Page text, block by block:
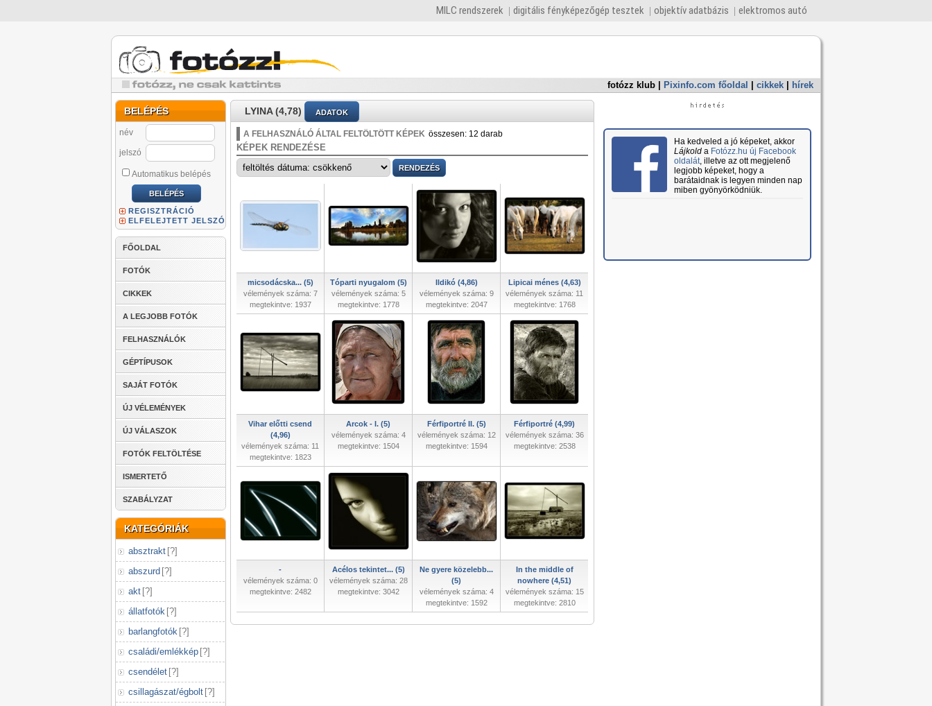
MILC rendszerek digitális fényképezőgép tesztek objektív adatbázis elektromos autó
fotózz klub Pixinfo.com főoldal cikkek hírek
BELÉPÉS
név
jelszó
Automatikus belépés
REGISZTRÁCIÓ
ELFELEJTETT JELSZÓ
FŐOLDAL
FOTÓK
CIKKEK
A LEGJOBB FOTÓK
FELHASZNÁLÓK
GÉPTÍPUSOK
SAJÁT FOTÓK
ÚJ VÉLEMÉNYEK
ÚJ VÁLASZOK
FOTÓK FELTÖLTÉSE
ISMERTETŐ
SZABÁLYZAT
KATEGÓRIÁK
absztrakt [?]
abszurd [?]
akt [?]
állatfotók [?]
barlangfotók [?]
családi/emlékkép [?]
csendélet [?]
csillagászat/égbolt [?]
LYINA (4,78) ADATOK
A FELHASZNÁLÓ ÁLTAL FELTÖLTÖTT KÉPEK összesen: 12 darab
KÉPEK RENDEZÉSE
micsodácska... (5)
vélemények száma: 7
megtekintve: 1937
Tóparti nyugalom (5)
vélemények száma: 5
megtekintve: 1778
Ildikó (4,86)
vélemények száma: 9
megtekintve: 2047
Lipicai ménes (4,63)
vélemények száma: 11
megtekintve: 1768
Vihar előtti csend
(4,96)
vélemények száma: 11
megtekintve: 1823
Arcok - I. (5)
vélemények száma: 4
megtekintve: 1504
Férfiportré II. (5)
vélemények száma: 12
megtekintve: 1594
Férfiportré (4,99)
vélemények száma: 36
megtekintve: 2538
-
vélemények száma: 0
megtekintve: 2482
Acélos tekintet... (5)
vélemények száma: 28
megtekintve: 3042
Ne gyere közelebb...
(5)
vélemények száma: 4
megtekintve: 1592
In the middle of
nowhere (4,51)
vélemények száma: 15
megtekintve: 2810
Ha kedveled a jó képeket, akkor
Lájkolda Fotózz.hu új Facebook
oldalát, illetve az ott megjelenő
legjobb képeket, hogy a
barátaidnak is legyen minden nap
miben gyönyörködniük.